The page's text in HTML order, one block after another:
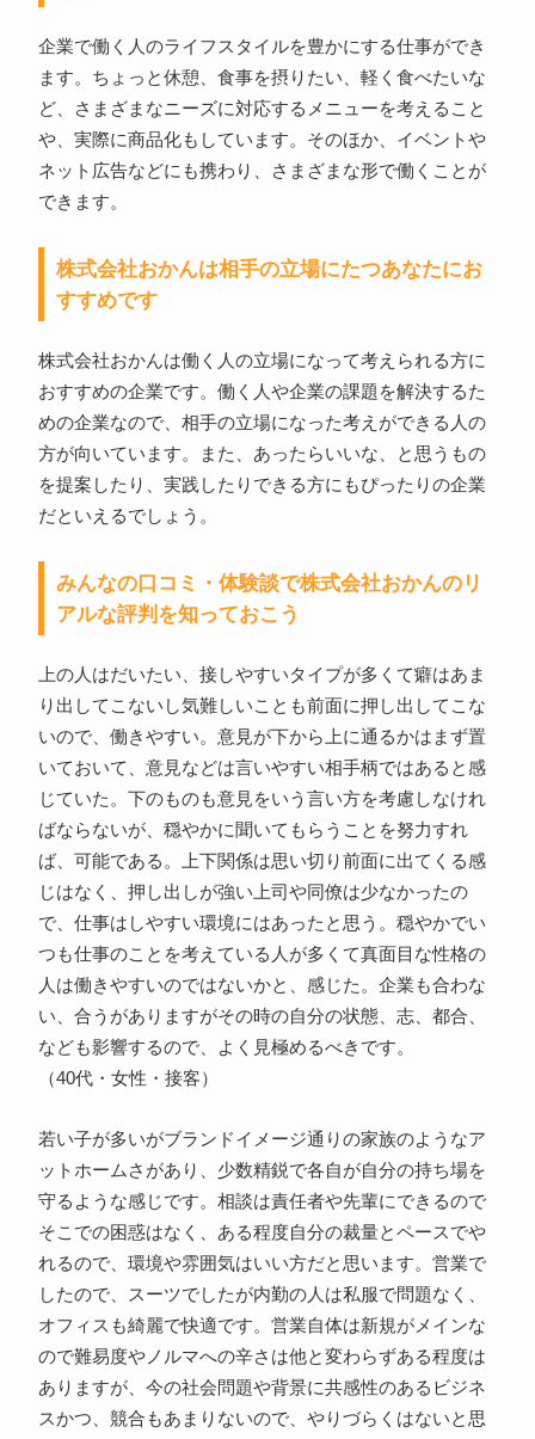
企業で働く人のライフスタイルを豊かにする仕事ができ
ます。ちょっと休憩、食事を摂りたい、軽く食べたいな
ど、さまざまなニーズに対応するメニューを考えること
や、実際に商品化もしています。そのほか、イベントや
ネット広告などにも携わり、さまざまな形で働くことが
できます。
株式会社おかんは相手の立場にたつあなたにお
すすめです
株式会社おかんは働く人の立場になって考えられる方に
おすすめの企業です。働く人や企業の課題を解決するた
めの企業なので、相手の立場になった考えができる人の
方が向いています。また、あったらいいな、と思うもの
を提案したり、実践したりできる方にもぴったりの企業
だといえるでしょう。
みんなの口コミ・体験談で株式会社おかんのリ
アルな評判を知っておこう
上の人はだいたい、接しやすいタイプが多くて癖はあま
り出してこないし気難しいことも前面に押し出してこな
いので、働きやすい。意見が下から上に通るかはまず置
いておいて、意見などは言いやすい相手柄ではあると感
じていた。下のものも意見をいう言い方を考慮しなけれ
ばならないが、穏やかに聞いてもらうことを努力すれ
ば、可能である。上下関係は思い切り前面に出てくる感
じはなく、押し出しが強い上司や同僚は少なかったの
で、仕事はしやすい環境にはあったと思う。穏やかでい
つも仕事のことを考えている人が多くて真面目な性格の
人は働きやすいのではないかと、感じた。企業も合わな
い、合うがありますがその時の自分の状態、志、都合、
なども影響するので、よく見極めるべきです。
（40代・女性・接客）
若い子が多いがブランドイメージ通りの家族のようなア
ットホームさがあり、少数精鋭で各自が自分の持ち場を
守るような感じです。相談は責任者や先輩にできるので
そこでの困惑はなく、ある程度自分の裁量とペースでや
れるので、環境や雰囲気はいい方だと思います。営業で
したので、スーツでしたが内勤の人は私服で問題なく、
オフィスも綺麗で快適です。営業自体は新規がメインな
ので難易度やノルマへの辛さは他と変わらずある程度は
ありますが、今の社会問題や背景に共感性のあるビジネ
スかつ、競合もあまりないので、やりづらくはないと思